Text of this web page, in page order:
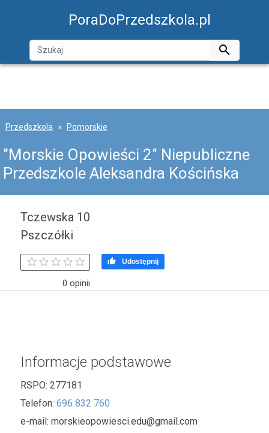
PoraDoPrzedszkola.pl

Przedszkola Pomorskie
"Morskie Opowieści 2" Niepubliczne
Przedszkole Aleksandra Kościńska
Tczewska 10
Pszczółki
0 opinii
 Udostępnij
Informacje podstawowe
RSPO: 277181
Telefon: 696 832 760
e-mail: morskieopowiesci.edu@gmail.com